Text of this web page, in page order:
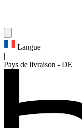
Langue
Pays de livraison - DE